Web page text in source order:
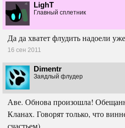
LighT
Главный сплетник
Да да хватет флудить надоели
16 сен 2011
Dimentr
Заядлый флудер
Аве. Обнова произошла!
Кланах. Говорят только, что
счастьем)